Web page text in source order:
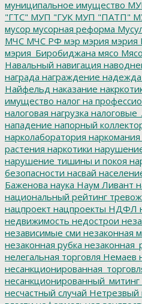
муниципальное имущество
"ГТС" МУП "ГУК МУП "ПАТП"
мусор мусорная реформа
МЧС МЧС РФ мэр мэрия мэрия
мэрия_Биробиджана мясо
Навальный навигация
награда награждение надежда
Найфельд наказание
имущество налог на
налоговая нагрузка
нападение напорный
нарколаборатория наркомания
растения наркотики
нарушение тишины и покоя
безопасности насвай
Баженова наука Наум Ливант
национальный рейтинг
нацпроект нацпроекты НДФЛ
недвижимость недострои
независимые сми незаконная
незаконная рубка
нелегальная торговля Немаев
несанкционированный_митинг
несчастный случай Нетрезвый